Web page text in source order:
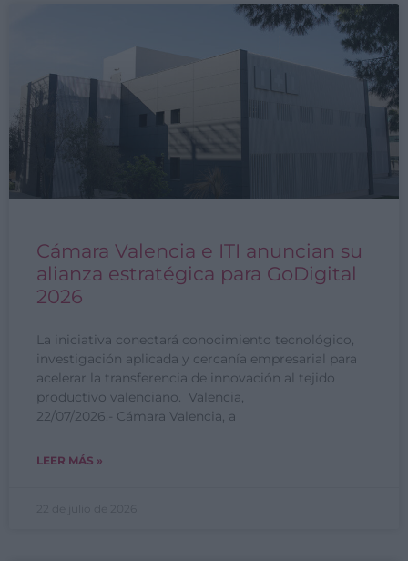
Cámara Valencia e ITI anuncian su
alianza estratégica para GoDigital
2026
La iniciativa conectará conocimiento tecnológico,
investigación aplicada y cercanía empresarial para
acelerar la transferencia de innovación al tejido
productivo valenciano. Valencia,
22/07/2026.- Cámara Valencia, a
LEER MÁS »